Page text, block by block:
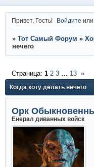
Привет, Гость! Войдите
» Тот Самый Форум »
нечего
Когда коту делать нечего
Страница: 1 2 3 13 »
Орк
Енерал диванных войск